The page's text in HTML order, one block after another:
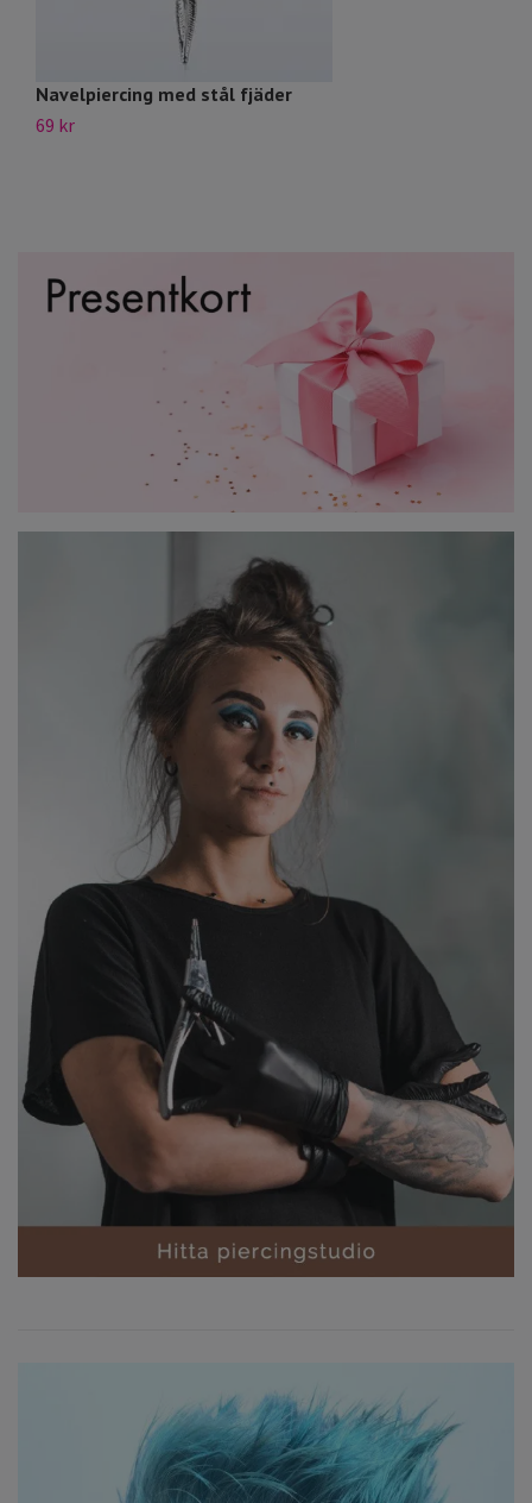
Navelpiercing med stål fjäder
69 kr